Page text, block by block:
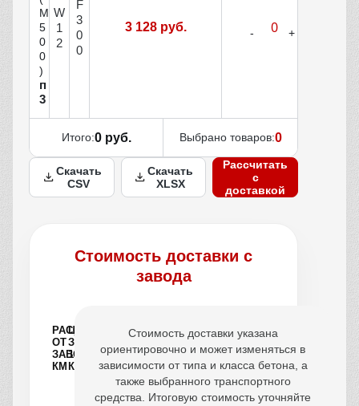
М
5
0
0
)
п
3
W
1
2
F
3
0
0
3 128 руб.
Итого:0 руб. Выбрано товаров:0
Скачать
CSV
Скачать
XLSX
Рассчитать
с
доставкой
Стоимость доставки с
завода
РАССТОЯНИЕ
ОТ
ЗАВОДА,
КМ
ЦЕНА
ЗА
1
КУБ
Стоимость доставки указана
ориентировочно и может изменяться в
зависимости от типа и класса бетона, а
также выбранного транспортного
средства. Итоговую стоимость уточняйте